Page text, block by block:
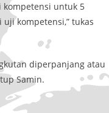
kompetensi untuk 5
kompetensi,” tukas
diperpanjang atau
Samin.